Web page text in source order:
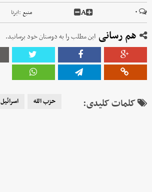
۰ A منبع :ایرنا
هم رسانی این مطلب را به دوستان خود برسانید.
کلمات کلیدی: حزب الله اسرائیل